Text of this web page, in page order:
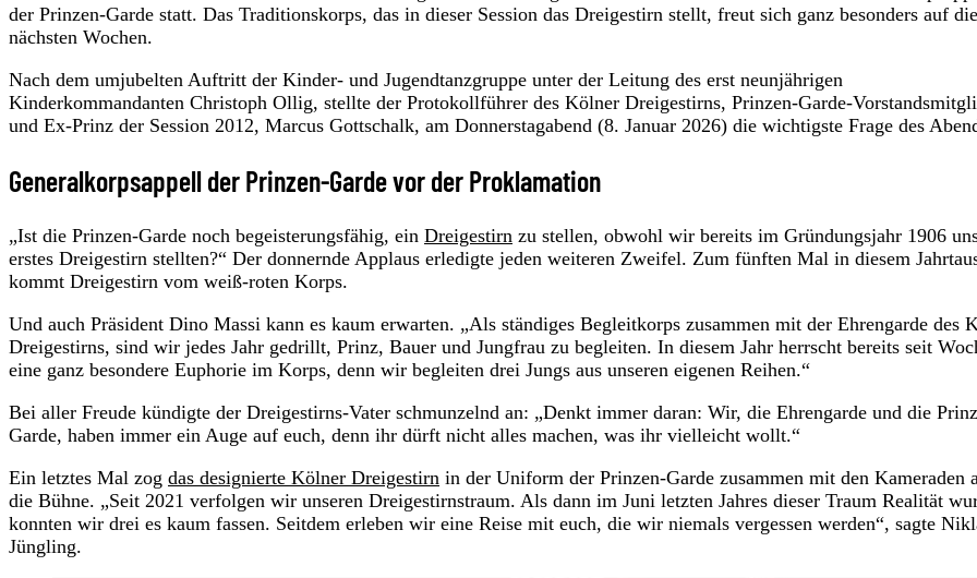
der Prinzen-Garde statt. Das Traditionskorps, das in dieser Session das Dreigestirn stellt, freut sich ganz besonders auf die
nächsten Wochen.
Nach dem umjubelten Auftritt der Kinder- und Jugendtanzgruppe unter der Leitung des erst neunjährigen
Kinderkommandanten Christoph Ollig, stellte der Protokollführer des Kölner Dreigestirns, Prinzen-Garde-
und Ex-Prinz der Session 2012, Marcus Gottschalk, am Donnerstagabend (8. Januar 2026) die wichtigste Frage des
Generalkorpsappell der Prinzen-Garde vor der Proklamation
„Ist die Prinzen-Garde noch begeisterungsfähig, ein Dreigestirn zu stellen, obwohl wir bereits im Gründungsjahr 1906
erstes Dreigestirn stellten?“ Der donnernde Applaus erledigte jeden weiteren Zweifel. Zum fünften Mal in diesem
kommt Dreigestirn vom weiß-roten Korps.
Und auch Präsident Dino Massi kann es kaum erwarten. „Als ständiges Begleitkorps zusammen mit der Ehrengarde des
Dreigestirns, sind wir jedes Jahr gedrillt, Prinz, Bauer und Jungfrau zu begleiten. In diesem Jahr herrscht bereits seit
eine ganz besondere Euphorie im Korps, denn wir begleiten drei Jungs aus unseren eigenen Reihen.“
Bei aller Freude kündigte der Dreigestirns-Vater schmunzelnd an: „Denkt immer daran: Wir, die Ehrengarde und die
Garde, haben immer ein Auge auf euch, denn ihr dürft nicht alles machen, was ihr vielleicht wollt.“
Ein letztes Mal zog das designierte Kölner Dreigestirn in der Uniform der Prinzen-Garde zusammen mit den Kameraden
die Bühne. „Seit 2021 verfolgen wir unseren Dreigestirnstraum. Als dann im Juni letzten Jahres dieser Traum Realität
konnten wir drei es kaum fassen. Seitdem erleben wir eine Reise mit euch, die wir niemals vergessen werden“, sagte
Jüngling.